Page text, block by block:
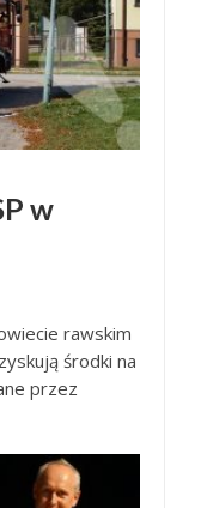
w
rawskim
środki na
przez